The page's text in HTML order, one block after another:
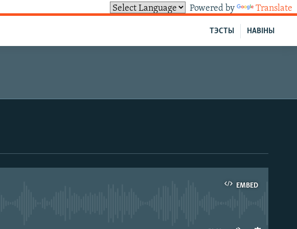
Powered by Translate
НАВІНЫ
ТЭСТЫ
EMBED